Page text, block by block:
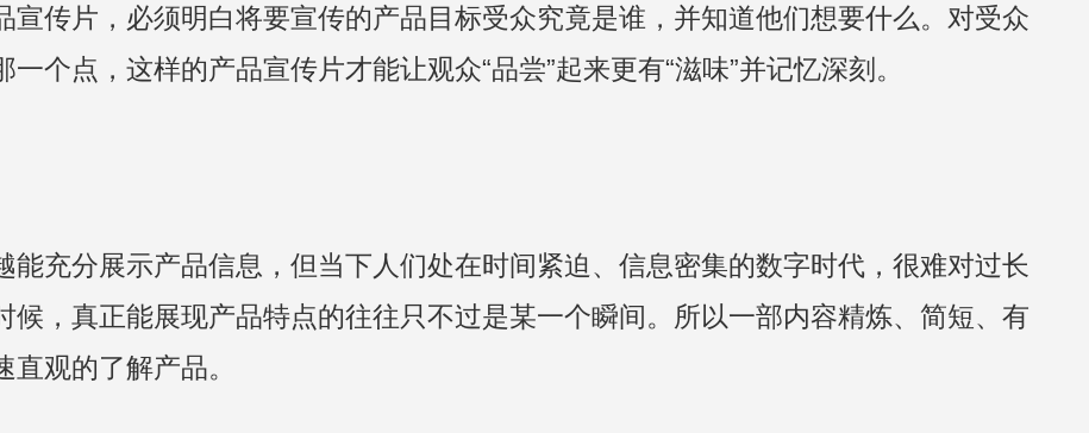
传片，必须明白将要宣传的产品目标受众究竟是谁，并知道他们想要什么。对受众
个点，这样的产品宣传片才能让观众“品尝”起来更有“滋味”并记忆深刻。
充分展示产品信息，但当下人们处在时间紧迫、信息密集的数字时代，很难对过长
，真正能展现产品特点的往往只不过是某一个瞬间。所以一部内容精炼、简短、有
观的了解产品。